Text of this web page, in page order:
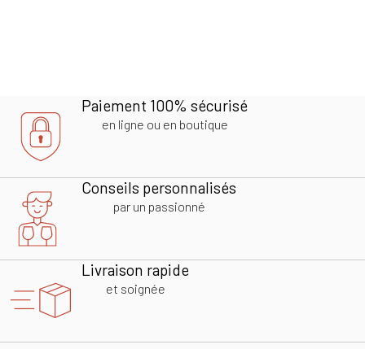
Paiement 100% sécurisé
en ligne ou en boutique
Conseils personnalisés
par un passionné
Livraison rapide
et soignée